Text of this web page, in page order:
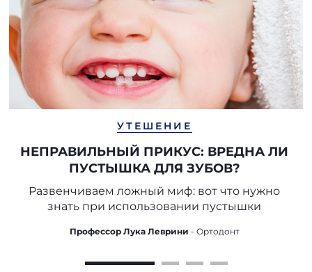
УТЕШЕНИЕ
НЕПРАВИЛЬНЫЙ ПРИКУС: ВРЕДНА ЛИ
ПУСТЫШКА ДЛЯ ЗУБОВ?
Развенчиваем ложный миф: вот что нужно
знать при использовании пустышки
Профессор Лука Леврини - Ортодонт